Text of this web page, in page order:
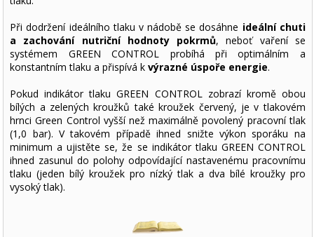
Při dodržení ideálního tlaku v nádobě se dosáhne ideální chuti
a zachování nutriční hodnoty pokrmů, neboť vaření se
systémem GREEN CONTROL probíhá při optimálním a
konstantním tlaku a přispívá kvýrazné úspoře energie.
Pokud indikátor tlaku GREEN CONTROL zobrazí kromě obou
bílých a zelených kroužků také kroužek červený, je v tlakovém
hrnci Green Control vyšší než maximálně povolený pracovní tlak
(1,0 bar). V takovém případě ihned snižte výkon sporáku na
minimum a ujistěte se, že se indikátor tlaku GREEN CONTROL
ihned zasunul do polohy odpovídající nastavenému pracovnímu
tlaku (jeden bílý kroužek pro nízký tlak a dva bílé kroužky pro
vysoký tlak).